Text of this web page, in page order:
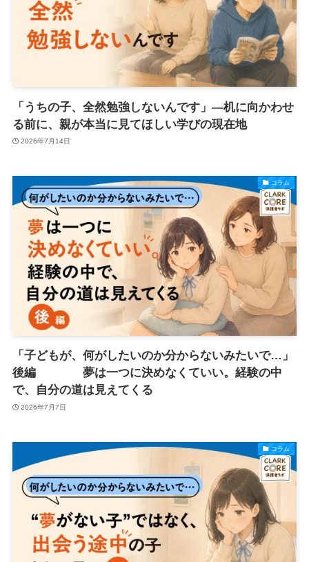
「うちの子、全然勉強しないんです」―机に向かわせ
る前に、親が本当に見てほしい学びの現在地
2026年7月14日
コラム
「子どもが、何がしたいのか分からないみたいで…」
後編 夢は一つに決めなくていい。経験の中
で、自分の道は見えてくる
2026年7月7日
コラム